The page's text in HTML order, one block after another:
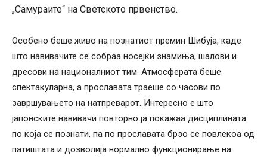
„Самураите“ на Светското првенство.
Особено беше живо на познатиот премин Шибуја, каде
што навивачите се собраа носејќи знамиња, шалови и
дресови на националниот тим. Атмосферата беше
спектакуларна, а прославата траеше со часови по
завршувањето на натпреварот. Интересно е што
јапонските навивачи повторно ја покажаа дисциплината
по која се познати, па по прославата брзо се повлекоа од
патиштата и дозволија нормално функционирање на